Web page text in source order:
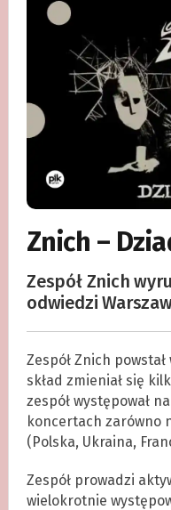
Znich –
Zespół Znich
odwiedzi
Zespół Znich
skład zmieniał się
zespół występował
koncertach zarówno
(Polska, Ukraina,
Zespół prowadzi
wielokrotnie